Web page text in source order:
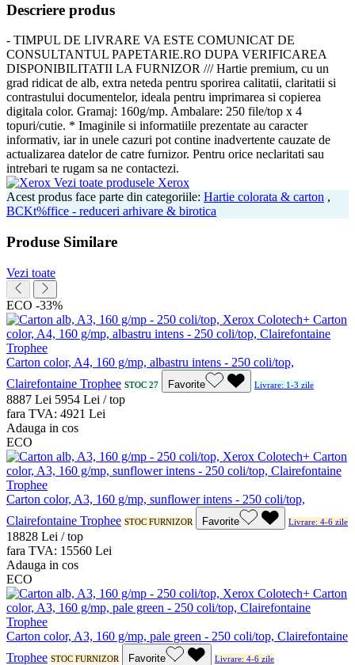
Descriere produs
- TIMPUL DE LIVRARE VA ESTE COMUNICAT DE
CONSULTANTUL PAPETARIE.RO DUPA VERIFICAREA
DISPONIBILITATII LA FURNIZOR /// Hartie premium, cu un
grad ridicat de alb, extra neteda pentru sporirea calitatii, claritatii si
contrastului documentelor, ideala pentru imprimarea si copierea
digitala color. Gramaj: 160g/mp. Ambalare: 250 file/top x 4
topuri/cutie. * Imaginile si informatiile prezentate au caracter
informativ, iar in unele cazuri pot contine inadvertente cauzate de
actualizarea datelor de catre furnizor. Pentru orice neclaritati sau
intrebari te rugam sa ne contactezi.
Vezi toate produsele Xerox
Acest produs face parte din categoriile: Hartie colorata & carton ,
BCKt%ffice - reduceri arhivare & birotica
Produse Similare
Vezi toate
ECO -33%
Carton color, A4, 160 g/mp, albastru intens - 250 coli/top,
Clairefontaine Trophee STOC 27 Favorite Livrare: 1-3 zile
8887 Lei 5954 Lei / top
fara TVA: 4921 Lei
Adauga in cos
ECO
Carton color, A3, 160 g/mp, sunflower intens - 250 coli/top,
Clairefontaine Trophee STOC FURNIZOR Favorite Livrare: 4-6 zile
18828 Lei / top
fara TVA: 15560 Lei
Adauga in cos
ECO
Carton color, A3, 160 g/mp, pale green - 250 coli/top, Clairefontaine
Trophee STOC FURNIZOR Favorite Livrare: 4-6 zile